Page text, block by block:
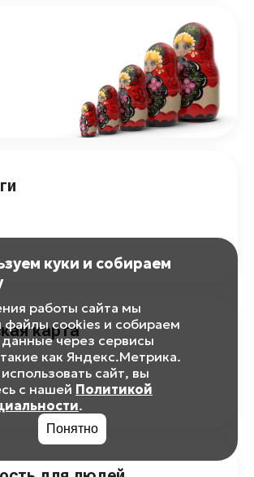
карта
куки и собираем
работы сайта мы
файлы cookies и собираем
через сервисы
как Яндекс.Метрика.
сайт, вы
с нашей Политикой
.
Понятно